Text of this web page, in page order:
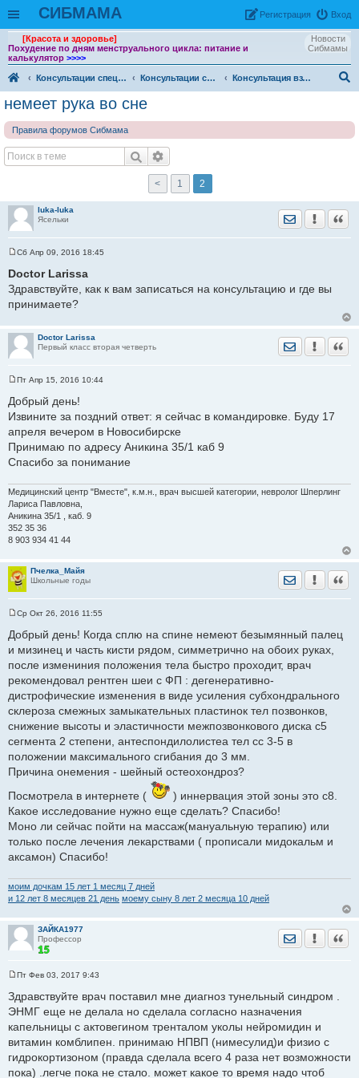
СИБМАМА Вход
Рeгиcтpaция
Новости
Сибмамы
[Красота и здоровье]
Похудение по дням менструального цикла: питание и
калькулятор >>>>
Консультации специалистов Консультации специалистов. Архив
Консультация взрослого невролога
немеет рука во сне
Правила форумов Сибмама
< 1 2
luka-luka
Ясельки
Отправить
о
б
щ
е
и
е
Сб Апр 09, 2016 18:45
Doctor Larissa
Здравствуйте, как к вам записаться на консультацию и где вы
принимаете?
Doctor Larissa
Первый класс вторая четверть
Отправить
о
б
е
н
и
е
Пт Апр 15, 2016 10:44
Добрый день!
Извините за поздний ответ: я сейчас в командировке. Буду 17
апреля вечером в Новосибирске
Принимаю по адресу Аникина 35/1 каб 9
Спасибо за понимание
Медицинский центр "Вместе", к.м.н., врач высшей категории, невролог Шперлинг
Лариса Павловна,
Аникина 35/1 , каб. 9
352 35 36
8 903 934 41 44
Пчелка_Майя
Школьные годы
Отправить
о
б
е
н
е
Ср Окт 26, 2016 11:55
Добрый день! Когда сплю на спине немеют безымянный палец
и мизинец и часть кисти рядом, симметрично на обоих руках,
после измениния положения тела быстро проходит, врач
рекомендовал рентген шеи с ФП : дегенеративно-
дистрофические изменения в виде усиления субхондрального
склероза смежных замыкательных пластинок тел позвонков,
снижение высоты и эластичности межпозвонкового диска с5
сегмента 2 степени, антеспондилолистеа тел сс 3-5 в
положении максимального сгибания до 3 мм.
Причина онемения - шейный остеохондроз?
Посмотрела в интернете (
) иннервация этой зоны это с8.
Какое исследование нужно еще сделать? Спасибо!
Моно ли сейчас пойти на массаж(мануальную терапию) или
только после лечения лекарствами ( прописали мидокальм и
аксамон) Спасибо!
моим дочкам 15 лет 1 месяц 7 дней
и 12 лет 8 месяцев 21 день моему сыну 8 лет 2 месяца 10 дней
ЗАЙКА1977
Профессор
Отправить
о
б
е
н
е
Пт Фев 03, 2017 9:43
Здравствуйте врач поставил мне диагноз тунельный синдром .
ЭНМГ еще не делала но сделала согласно назначения
капельницы с актовегином тренталом уколы нейромидин и
витамин комблипен. принимаю НПВП (нимесулид)и физио с
гидрокортизоном (правда сделала всего 4 раза нет возможности
пока) .легче пока не стало. может какое то время надо чтоб